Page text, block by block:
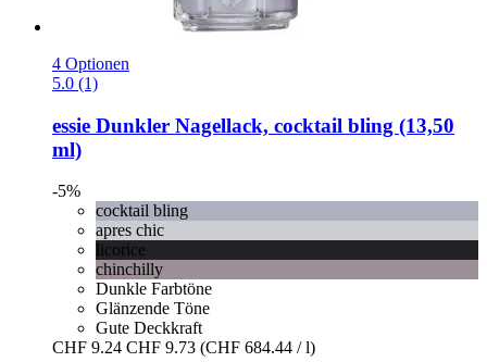
4 Optionen
5.0 (1)
essie Dunkler Nagellack, cocktail bling (13,50
ml)
-5%
cocktail bling
apres chic
licorice
chinchilly
Dunkle Farbtöne
Glänzende Töne
Gute Deckkraft
CHF 9.24 CHF 9.73 (CHF 684.44 / l)